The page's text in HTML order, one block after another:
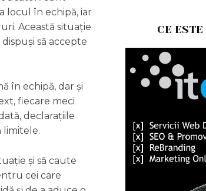
locul în echipă, iar
Această situație
să accepte
în echipă, dar și
fiecare meci
declarațiile
limitele.
și să caute
cei care
CE